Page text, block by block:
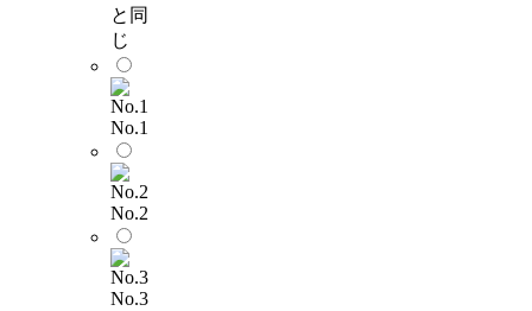
と同
じ
No.1
No.2
No.3